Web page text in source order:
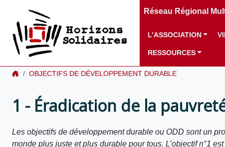
Réseau Régional
L’ASSOCIATION
RESSOURCES
OBJECTIFS DE DÉVELOPPEMENT DURABLE
1 - Éradication de la
Les objectifs de développement durable ou ODD sont un
monde plus juste et plus durable pour tous. L’objectif n°1